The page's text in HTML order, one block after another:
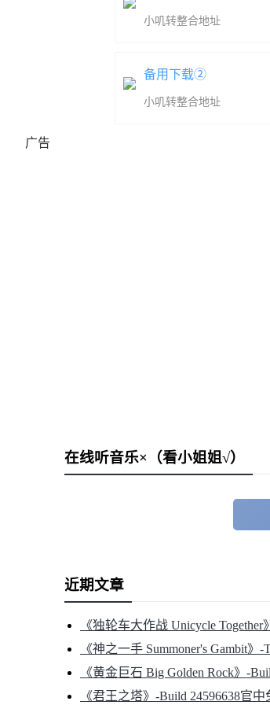
小叽转整合地址
备用下载②
小叽转整合地址
广告
在线听音乐×（看小姐姐√）
近期文章
《独轮车大作战 Unicycle
《神之一手 Summoner's Gambit
《黄金巨石 Big Golden Rock》-
《君王之塔》-Build 24596638官